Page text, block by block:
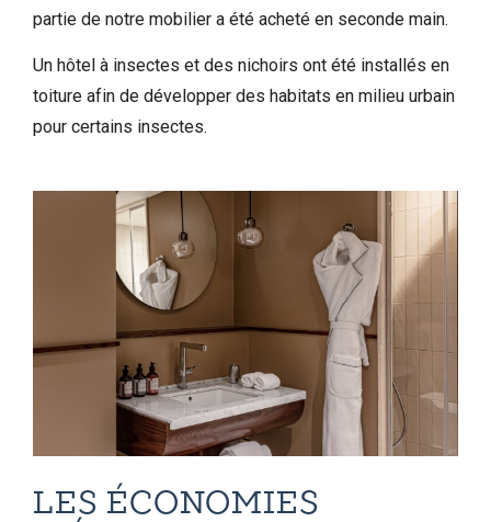
partie de notre mobilier a été acheté en seconde main.
Un hôtel à insectes et des nichoirs ont été installés en
toiture afin de développer des habitats en milieu urbain
pour certains insectes.
LES ÉCONOMIES